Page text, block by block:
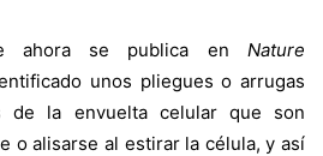
ahora se publica en Nature
unos pliegues o arrugas
de la envuelta celular que son
o alisarse al estirar la célula, y así